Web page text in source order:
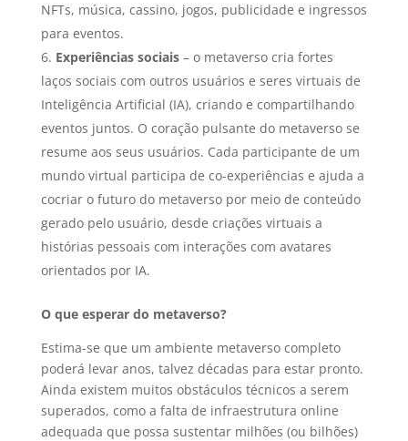
NFTs, música, cassino, jogos, publicidade e ingressos
para eventos.
Experiências sociais– o metaverso cria fortes
laços sociais com outros usuários e seres virtuais de
Inteligência Artificial (IA), criando e compartilhando
eventos juntos. O coração pulsante do metaverso se
resume aos seus usuários. Cada participante de um
mundo virtual participa de co-experiências e ajuda a
cocriar o futuro do metaverso por meio de conteúdo
gerado pelo usuário, desde criações virtuais a
histórias pessoais com interações com avatares
orientados por IA.
O que esperar do metaverso?
Estima-se que um ambiente metaverso completo
poderá levar anos, talvez décadas para estar pronto.
Ainda existem muitos obstáculos técnicos a serem
superados, como a falta de infraestrutura online
adequada que possa sustentar milhões (ou bilhões)